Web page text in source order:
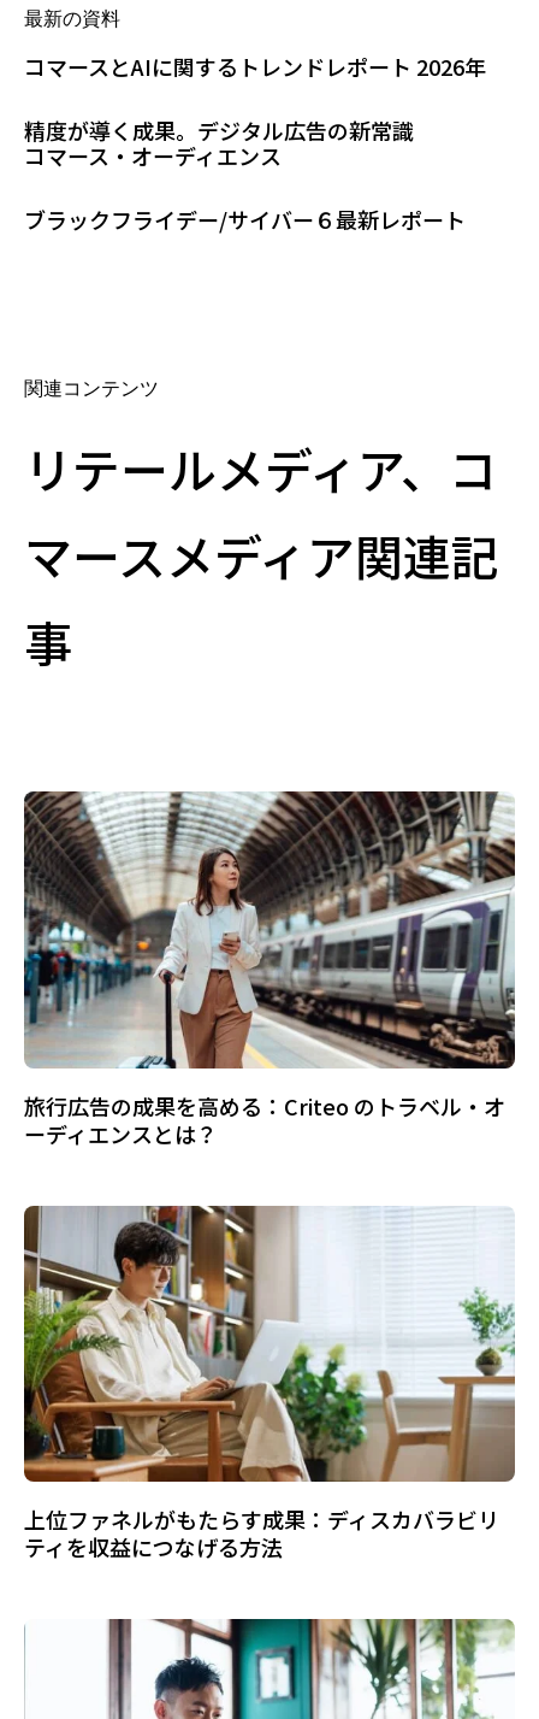
最新の資料
コマースとAIに関するトレンドレポート 2026年
精度が導く成果。デジタル広告の新常識
コマース・オーディエンス
ブラックフライデー/サイバー６最新レポート
関連コンテンツ
リテールメディア、コ
マースメディア関連記
事
旅行広告の成果を高める：Criteo のトラベル・オ
ーディエンスとは？
上位ファネルがもたらす成果：ディスカバラビリ
ティを収益につなげる方法